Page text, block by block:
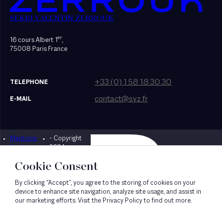
SEKRI VALENTIN ZERROUK
16 cours Albert 1er,
75008 Paris France
TELEPHONE +33 (0) 1 58 18 30 30
E-MAIL contact@svz.fr
Mentions
légales
- Copyright
2024
Designed by Bonhomme
Cookie Consent
By clicking “Accept”, you agree to the storing of cookies on your
device to enhance site navigation, analyze site usage, and assist in
our marketing efforts. Visit the Privacy Policy to find out more.